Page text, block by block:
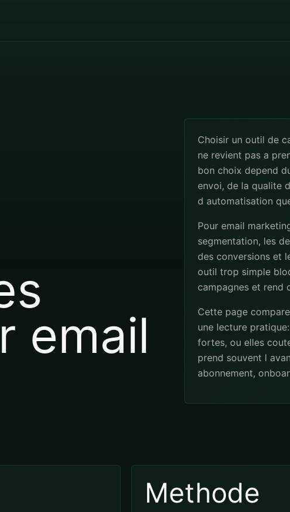
email
Choisir un outil de
ne revient pas a
bon choix depend
envoi, de la qualite
d automatisation
Pour email
segmentation, les
des conversions et
outil trop simple
campagnes et rend
Cette page
une lecture
fortes, ou elles
prend souvent l
abonnement,
Methode